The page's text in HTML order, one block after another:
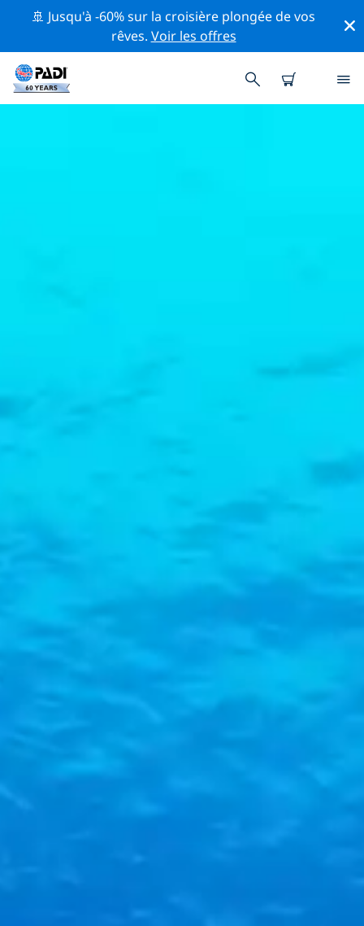
🚢 Jusqu'à -60% sur la croisière plongée de vos
rêves. Voir les offres